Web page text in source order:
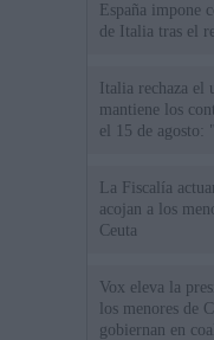
España impone
de Italia tras el
Italia rechaza
mantiene los
el 15 de agosto:
La Fiscalía
acojan a los
Ceuta
Vox eleva la
los menores de
gobiernan en